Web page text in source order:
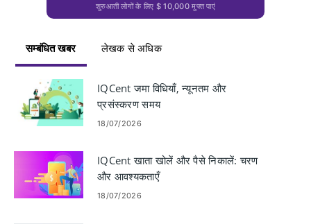
शुरुआती लोगों के लिए $ 10,000 मुफ्त पाएं
सम्बंधित खबर लेखक से अधिक
IQCent जमा विधियाँ, न्यूनतम और
प्रसंस्करण समय
18/07/2026
IQCent खाता खोलें और पैसे निकालें: चरण
और आवश्यकताएँ
18/07/2026